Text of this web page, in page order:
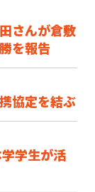
さんが倉敷
を報告
協定を結ぶ
学生が活